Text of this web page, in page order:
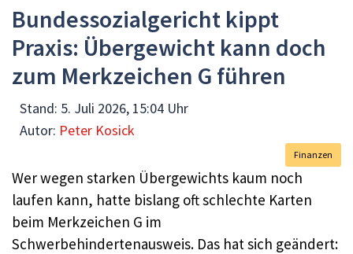
Bundessozialgericht kippt
Praxis: Übergewicht kann doch
zum Merkzeichen G führen
Stand: 5. Juli 2026, 15:04 Uhr
Autor: Peter Kosick
Finanzen
Wer wegen starken Übergewichts kaum noch
laufen kann, hatte bislang oft schlechte Karten
beim Merkzeichen G im
Schwerbehindertenausweis. Das hat sich geändert: